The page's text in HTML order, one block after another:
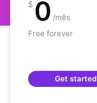
$ 0 /mês
Free forever
Get started